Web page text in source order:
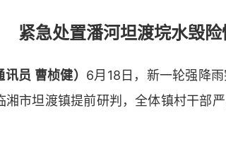
紧急处置潘河坦渡垸水毁险
员 曹桢健） 6月18日，新一轮强降
湘市坦渡镇提前研判，全体镇村干部